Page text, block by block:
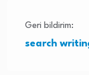
Geri bildirim:
search